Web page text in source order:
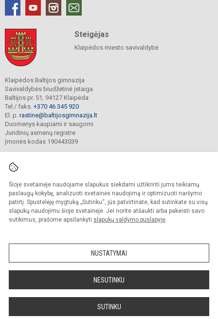
Šioje svetainėje naudojame slapukus siekdami užtikrinti jums teikiamų
paslaugų kokybę, analizuoti svetainės naudojimą ir optimizuoti naršymo
patirtį. Spustelėję mygtuką „Sutinku“, jūs patvirtinate, kad sutinkate su visų
slapukų naudojimu šioje svetainėje. Jei norite atšaukti arba pakeisti savo
sutikimus, prašome apsilankyti slapukų valdymo puslapyje.
NUSTATYMAI
NESUTINKU
SUTINKU
Steigėjas
Klaipėdos miesto savivaldybė
Klaipėdos Baltijos gimnazija
Savivaldybės biudžetinė įstaiga
Baltijos pr. 51, 94127 Klaipėda
Tel./ faks. +370 46 345 920
El. p. rastine@baltijosgimnazija.lt
Duomenys kaupiami ir saugomi
Juridinių asmenų registre
Įmonės kodas 190443039
© 2021. Klaipėdos Baltijos gimnazija. Visos teisės saugomos.
Kopijuoti turinį be raštiško gimnazijos sutikimo griežtai draudžiama.
Prieinamumo paraiška Slapukų valdymas
Sumanus būdas atnaujinti